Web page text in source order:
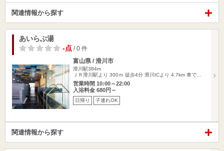
関連情報から探す
あいらぶ湯
-点 / 0 件
富山県 / 滑川市
滑川駅384m
ＪＲ滑川駅より 300ｍ 徒歩4分 滑川ICより 4.7km 車で…
営業時間 10:00～22:00
入浴料金 680円～
日帰り 子連れOK
関連情報から探す